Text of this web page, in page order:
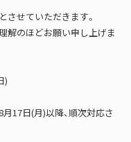
させていただきます。
解のほどお願い申し上げま
)
17日(月)以降、順次対応さ